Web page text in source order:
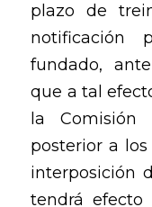
plazo de
notificación
fundado,
que a tal
la
posterior a
interposición
tendrá efecto